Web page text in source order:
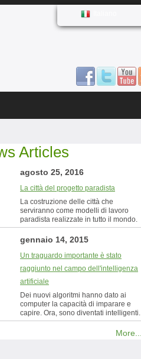
Articles
agosto 25, 2016
La città del progetto paradista
La costruzione delle città che
serviranno come modelli di lavoro
paradista realizzate in tutto il mondo.
gennaio 14, 2015
Un traguardo importante è stato
raggiunto nel campo dell'intelligenza
artificiale
Dei nuovi algoritmi hanno dato ai
computer la capacità di imparare e
capire. Ora, sono diventati intelligenti.
More...